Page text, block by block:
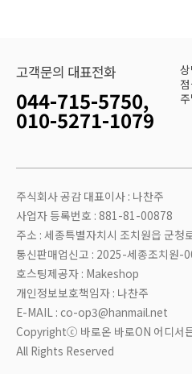
고객문의 대표전화
044-715-5750,
010-5271-1079
주식회사 공감 대표이사 : 나찬주
사업자 등록번호 : 881-81-00878
주소 : 세종특별자치시 조치원읍 군청
통신판매업신고 : 2025-세종조치원-
호스팅제공자 : Makeshop
개인정보보호책임자 : 나찬주
E-MAIL : co-op3@hanmail.net
Copyrightⓒ 바로온 바로ON 어디서
All Rights Reserved